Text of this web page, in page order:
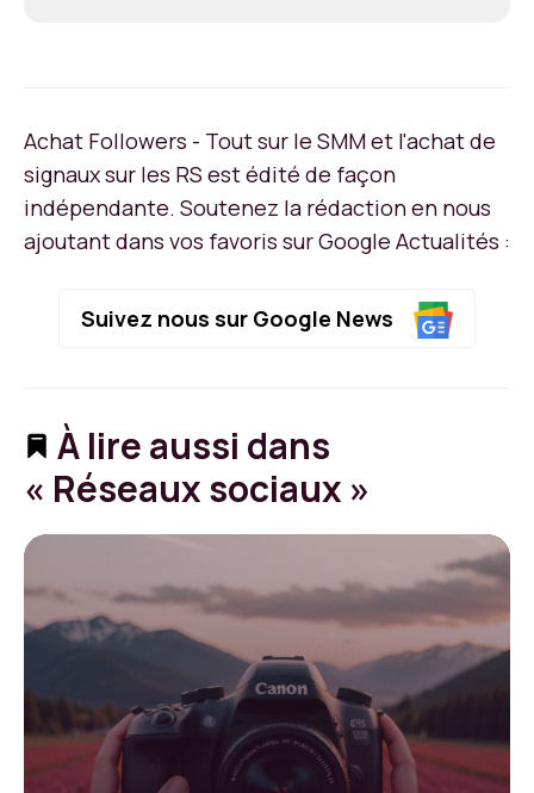
Achat Followers - Tout sur le SMM et l'achat de
signaux sur les RS est édité de façon
indépendante. Soutenez la rédaction en nous
ajoutant dans vos favoris sur Google Actualités :
Suivez nous sur Google News
À lire aussi dans
« Réseaux sociaux »